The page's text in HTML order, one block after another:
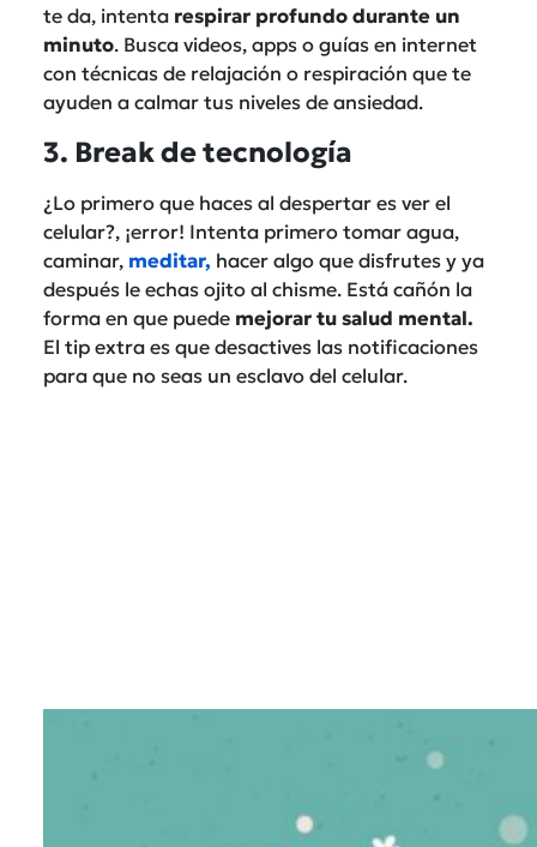
te da, intenta respirar profundo durante un
minuto. Busca videos, apps o guías en internet
con técnicas de relajación o respiración que te
ayuden a calmar tus niveles de ansiedad.
3. Break de tecnología
¿Lo primero que haces al despertar es ver el
celular?, ¡error! Intenta primero tomar agua,
caminar, meditar, hacer algo que disfrutes y ya
después le echas ojito al chisme. Está cañón la
forma en que puede mejorar tu salud mental.
El tip extra es que desactives las notificaciones
para que no seas un esclavo del celular.